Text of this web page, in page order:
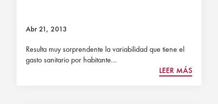
Abr 21, 2013
Resulta muy sorprendente la variabilidad que tiene el
gasto sanitario por habitante...
LEER MÁS